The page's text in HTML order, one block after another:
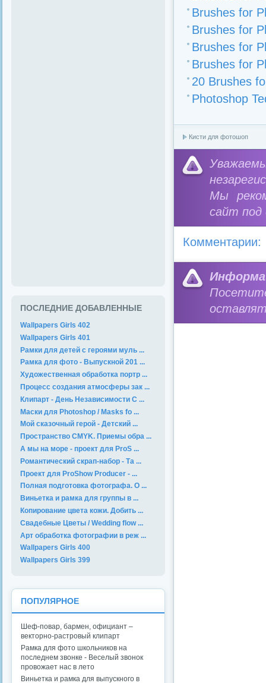
Brushes for
Brushes for
Brushes for
Brushes for
20 Brushes
Photoshop
Кисти для фотошоп
Мы
сайт под
Комментарии:
ПОСЛЕДНИЕ ДОБАВЛЕННЫЕ
Wallpapers Girls 402
Wallpapers Girls 401
Рамки для детей с героями муль ...
Рамка для фото - Выпускной 201 ...
Художественная обработка портр ...
Процесс создания атмосферы зак ...
Клипарт - День Независимости С ...
Маски для Photoshop / Masks fo ...
Мой сказочный герой - Детский ...
Пространство CMYK. Приемы обра ...
А мы на море - проект для ProS ...
Романтический скрап-набор - Та ...
Проект для ProShow Producer - ...
Полная подготовка фотографа. О ...
Виньетка и рамка для группы в ...
Копирование цвета кожи. Добить ...
Свадебные Цветы / Wedding flow ...
Арт обработка фотографии в реж ...
Wallpapers Girls 400
Wallpapers Girls 399
ПОПУЛЯРНОЕ
Шеф-повар, бармен, официант –
векторно-растровый клипарт
Рамка для фото школьников на
последнем звонке - Веселый звонок
провожает нас в лето
Виньетка и рамка для выпускного в